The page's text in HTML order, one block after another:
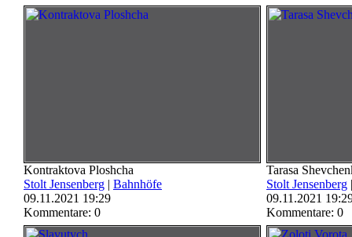
Kontraktova Ploshcha
Stolt Jensenberg | Bahnhöfe
09.11.2021 19:29
Kommentare: 0
Tarasa
Stolt Jensenberg
09.11.2021
Kommentare: 0